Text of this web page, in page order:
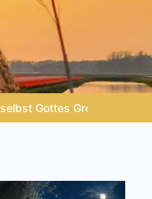
| Lektion